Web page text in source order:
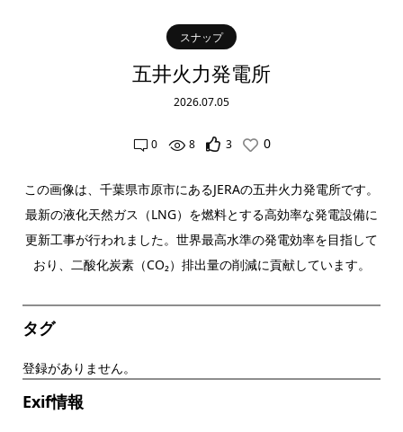
スナップ
五井火力発電所
2026.07.05
0 8 3 0
この画像は、千葉県市原市にあるJERAの五井火力発電所です。
最新の液化天然ガス（LNG）を燃料とする高効率な発電設備に
更新工事が行われました。世界最高水準の発電効率を目指して
おり、二酸化炭素（CO₂）排出量の削減に貢献しています。
タグ
登録がありません。
Exif情報